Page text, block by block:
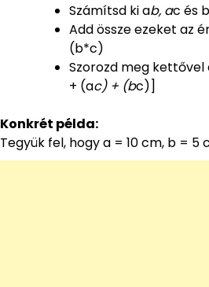
Számítsd ki ab, ac és
Add össze ezeket az
(b*c)
Szorozd meg kettővel
+ (ac) + (bc)]
Konkrét példa:
Tegyük fel, hogy a = 10 cm, b = 5